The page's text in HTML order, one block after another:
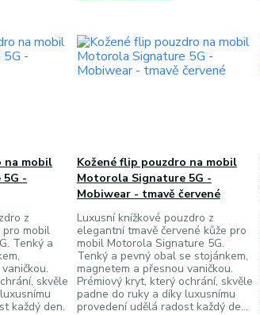
na mobil
-
z
pro mobil
Tenký a
skvěle
každý den.
Kožené flip pouzdro na mobil
Motorola Signature 5G -
Mobiwear - tmavě červené
Luxusní knížkové pouzdro z
elegantní tmavě červené kůže pro
mobil Motorola Signature 5G.
Tenký a pevný obal se stojánkem,
magnetem a přesnou vaničkou.
Prémiový kryt, který ochrání, skvěle
padne do ruky a díky luxusnímu
provedení udělá radost každý de...